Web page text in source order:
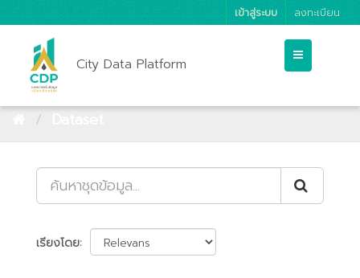
เข้าสู่ระบบ ลงทะเบียน
City Data Platform
เรียงโดย